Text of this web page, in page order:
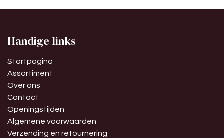
Handige links
Startpagina
Assortiment
Over ons
Contact
Openingstijden
Algemene voorwaarden
Verzending en retournering